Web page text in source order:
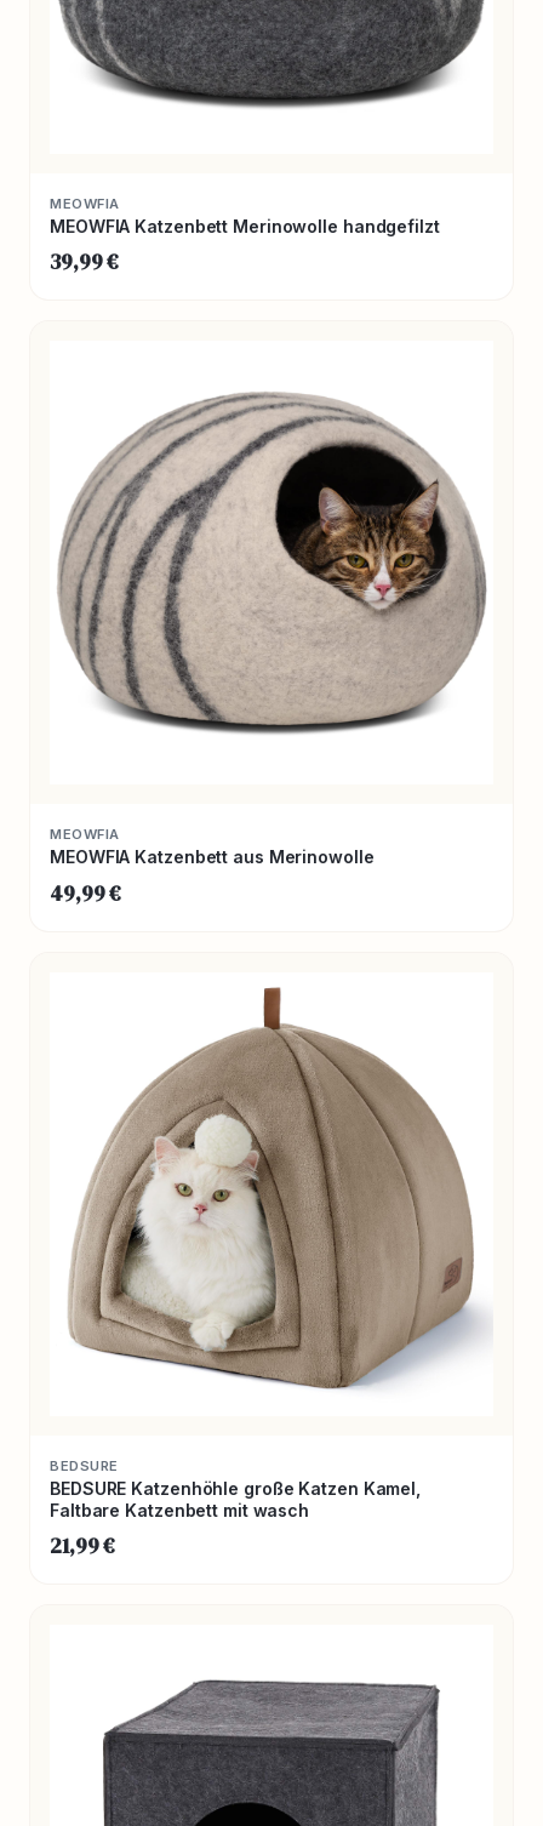
MEOWFIA
MEOWFIA Katzenbett Merinowolle handgefilzt
39,99 €
MEOWFIA
MEOWFIA Katzenbett aus Merinowolle
49,99 €
BEDSURE
BEDSURE Katzenhöhle große Katzen Kamel,
Faltbare Katzenbett mit wasch
21,99 €